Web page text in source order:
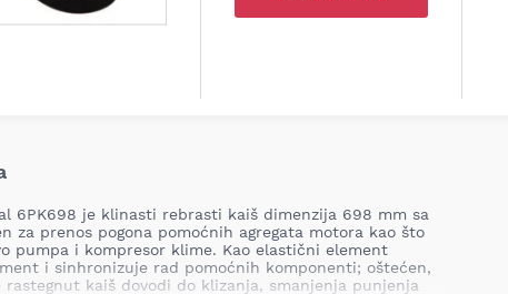
6PK698 je klinasti rebrasti kaiš dimenzija 698 mm sa
za prenos pogona pomoćnih agregata motora kao što
pumpa i kompresor klime. Kao elastični element
i sinhronizuje rad pomoćnih komponenti; oštećen,
kaiš dovodi do klizanja, smanjenja punjenja